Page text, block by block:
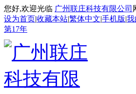
您好,欢迎光临 广州联庄科技有限公司
设为首页|收藏本站|繁体中文|手机版|我
第17年